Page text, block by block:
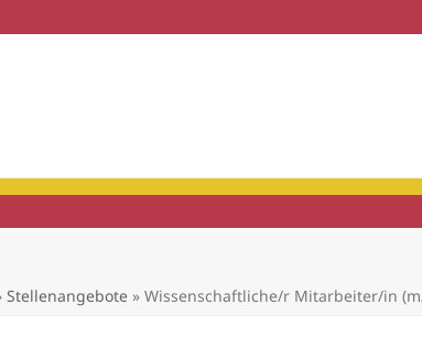
Stellenangebote» Wissenschaftliche/r Mitarbeiter/in